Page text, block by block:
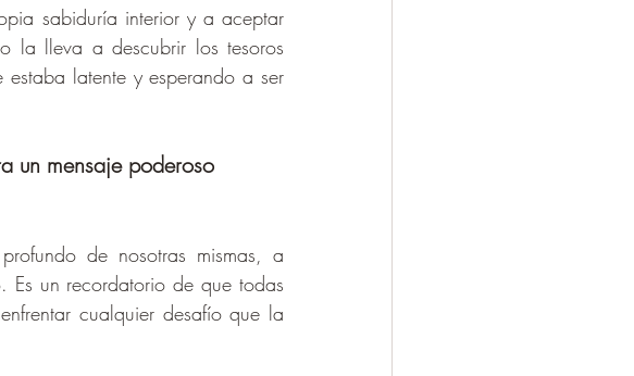
sabiduría interior y a aceptar
la lleva a descubrir los tesoros
latente y esperando a ser
un mensaje poderoso
de nosotras mismas, a
Es un recordatorio de que todas
cualquier desafío que la